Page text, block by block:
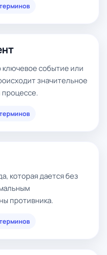
событие или
значительное
которая дается без
противника.